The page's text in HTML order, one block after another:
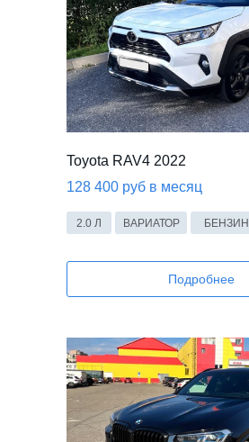
Toyota RAV4 2022
128 400 руб в месяц
Подробнее
2.0 Л ВАРИАТОР БЕНЗИН